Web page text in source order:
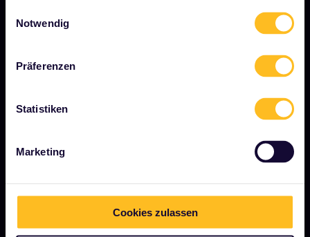
Notwendig
Präferenzen
Statistiken
Marketing
Cookies zulassen
JETZT LOSLEGEN
Magazin
Nachhaltiger Tourismus
Support